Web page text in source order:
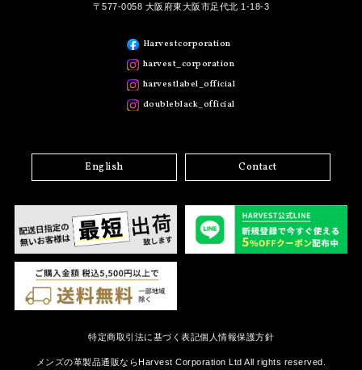
〒577-0058 大阪府東大阪市足代北 1-18-3
Harvestcorporation
harvest_corporation
harvestlabel_official
doubleblack_official
English Contact
特定商取引法に基づく表記個人情報保護方針
メンズの革製品通販ならHarvest Corporation Ltd All rights reserved.